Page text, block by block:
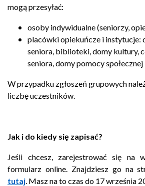
mogą przesyłać:
osoby indywidualne (seniorzy,
placówki opiekuńcze i instytucje:
seniora, biblioteki, domy kultury,
seniora, domy pomocy
W przypadku zgłoszeń grupowych
liczbę uczestników.
Jak i do kiedy się zapisać?
Jeśli chcesz, zarejestrować się na
formularz online. Znajdziesz go na
tutaj. Masz na to czas do 17 września